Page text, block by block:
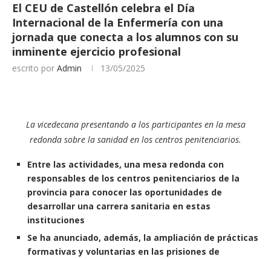
El CEU de Castellón celebra el Día
Internacional de la Enfermería con una
jornada que conecta a los alumnos con su
inminente ejercicio profesional
escrito por Admin 13/05/2025
La vicedecana presentando a los participantes en la mesa
redonda sobre la sanidad en los centros penitenciarios.
Entre las actividades, una mesa redonda con
responsables de los centros penitenciarios de la
provincia para conocer las oportunidades de
desarrollar una carrera sanitaria en estas
instituciones
Se ha anunciado, además, la ampliación de prácticas
formativas y voluntarias en las prisiones de